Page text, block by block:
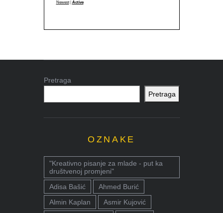
Newest Active
Pretraga
Pretraga
OZNAKE
"Kreativno pisanje za mlade - put ka
društvenoj promjeni"
Adisa Bašić
Ahmed Burić
Almin Kaplan
Asmir Kujović